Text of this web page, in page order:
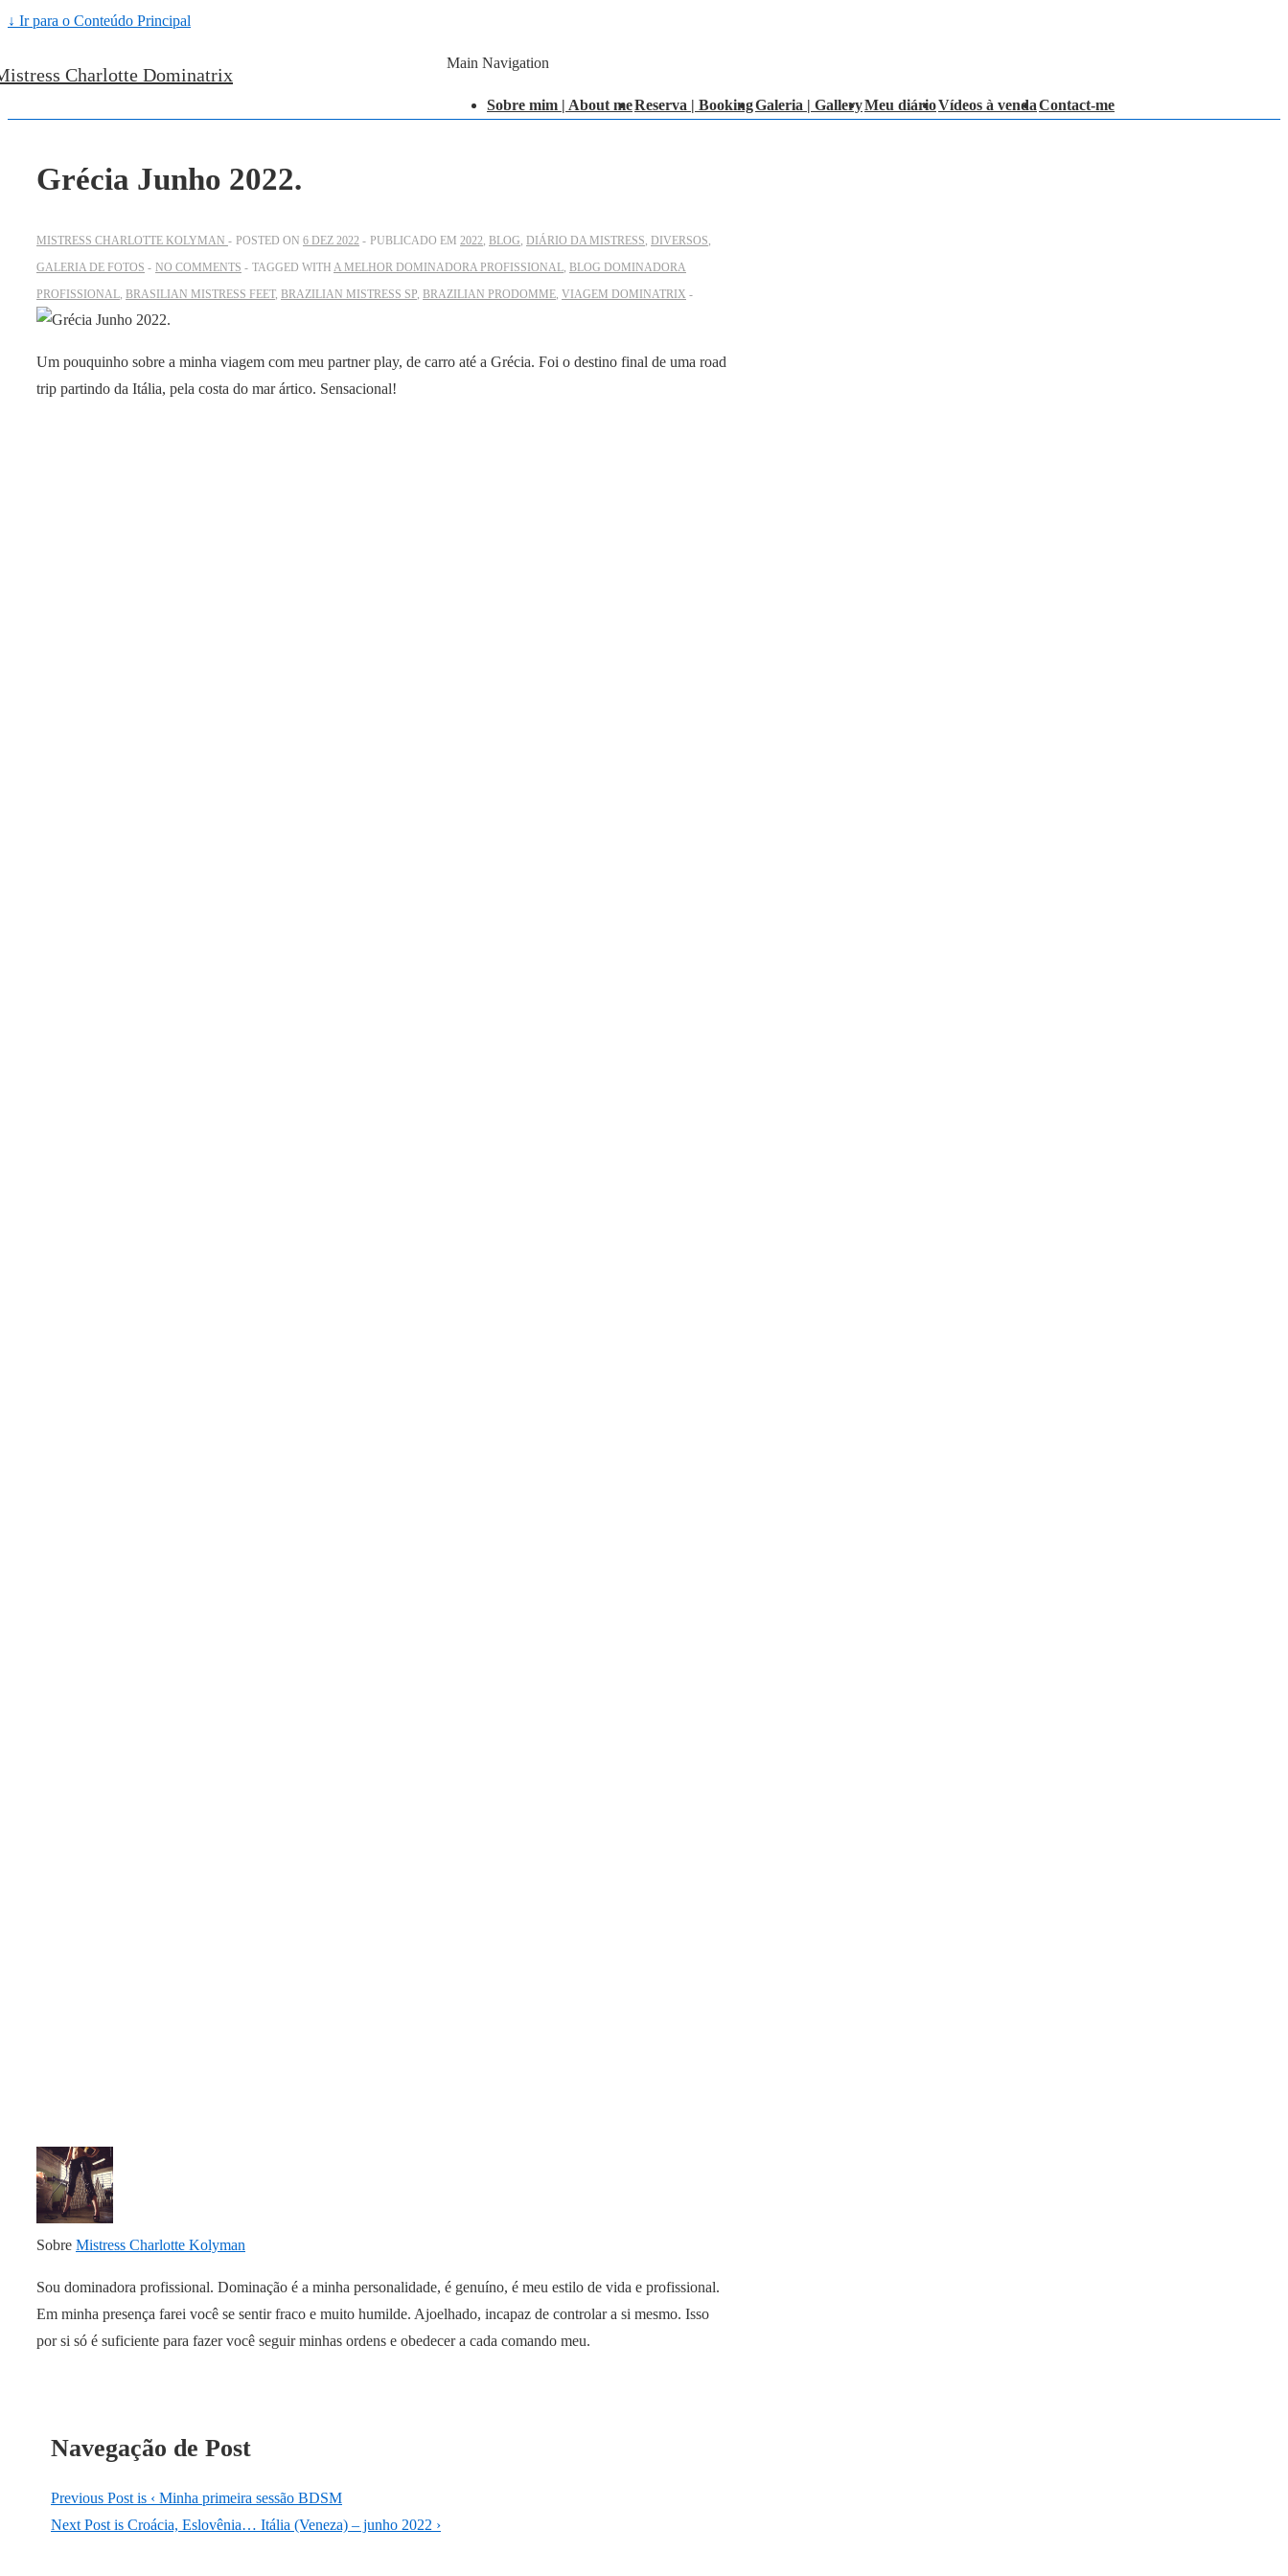
↓ Ir para o Conteúdo Principal
Charlotte Dominatrix
Main Navigation
Sobre mim | About meReserva | BookingGaleria | GalleryMeu diárioVídeos à vendaContact-me
Grécia Junho 2022.
MISTRESS CHARLOTTE KOLYMAN POSTED ON 6 DEZ 2022 PUBLICADO EM 2022 BLOG DIÁRIO DA MISTRESS DIVERSOS
GALERIA DE FOTOS
NO COMMENTS TAGGED WITH A MELHOR DOMINADORA PROFISSIONAL BLOG DOMINADORA
PROFISSIONAL BRASILIAN MISTRESS FEET, BRAZILIAN MISTRESS SP BRAZILIAN PRODOMME VIAGEM DOMINATRIX
Um pouquinho sobre a minha viagem com meu partner play, de carro até a Grécia. Foi o destino final de uma road
trip partindo da Itália, pela costa do mar ártico. Sensacional!
Sobre Mistress Charlotte Kolyman
Sou dominadora profissional. Dominação é a minha personalidade, é genuíno, é meu estilo de vida e profissional.
Em minha presença farei você se sentir fraco e muito humilde. Ajoelhado, incapaz de controlar a si mesmo. Isso
por si só é suficiente para fazer você seguir minhas ordens e obedecer a cada comando meu.
Navegação de Post
Previous Post is ‹ Minha primeira sessão BDSM
Next Post is Croácia, Eslovênia… Itália (Veneza) – junho 2022 ›